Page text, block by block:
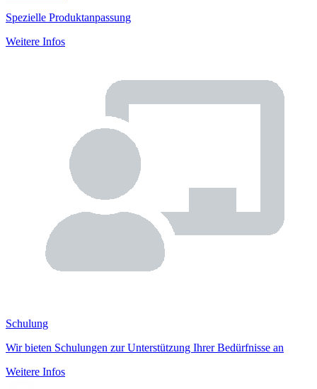
Spezielle Produktanpassung
Weitere Infos
Schulung
Wir bieten Schulungen zur Unterstützung Ihrer Bedürfnisse an
Weitere Infos